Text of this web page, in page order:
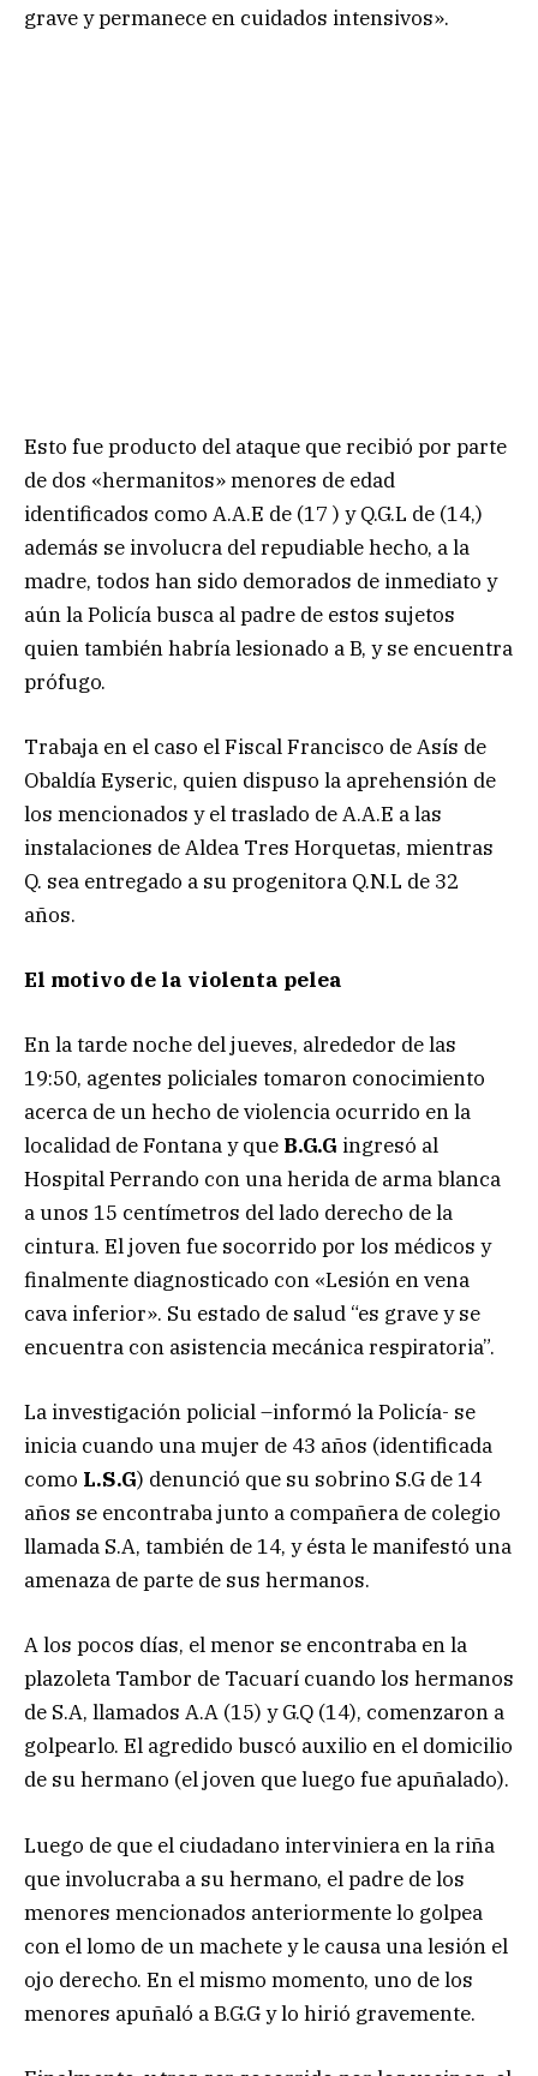
grave y permanece en cuidados intensivos».
Esto fue producto del ataque que recibió por parte
de dos «hermanitos» menores de edad
identificados como A.A.E de (17 ) y Q.G.L de (14,)
además se involucra del repudiable hecho, a la
madre, todos han sido demorados de inmediato y
aún la Policía busca al padre de estos sujetos
quien también habría lesionado a B, y se encuentra
prófugo.
Trabaja en el caso el Fiscal Francisco de Asís de
Obaldía Eyseric, quien dispuso la aprehensión de
los mencionados y el traslado de A.A.E a las
instalaciones de Aldea Tres Horquetas, mientras
Q. sea entregado a su progenitora Q.N.L de 32
años.
El motivo de la violenta pelea
En la tarde noche del jueves, alrededor de las
19:50, agentes policiales tomaron conocimiento
acerca de un hecho de violencia ocurrido en la
localidad de Fontana y que B.G.G ingresó al
Hospital Perrando con una herida de arma blanca
a unos 15 centímetros del lado derecho de la
cintura. El joven fue socorrido por los médicos y
finalmente diagnosticado con «Lesión en vena
cava inferior». Su estado de salud “es grave y se
encuentra con asistencia mecánica respiratoria”.
La investigación policial –informó la Policía- se
inicia cuando una mujer de 43 años (identificada
como L.S.G) denunció que su sobrino S.G de 14
años se encontraba junto a compañera de colegio
llamada S.A, también de 14, y ésta le manifestó una
amenaza de parte de sus hermanos.
A los pocos días, el menor se encontraba en la
plazoleta Tambor de Tacuarí cuando los hermanos
de S.A, llamados A.A (15) y G.Q (14), comenzaron a
golpearlo. El agredido buscó auxilio en el domicilio
de su hermano (el joven que luego fue apuñalado).
Luego de que el ciudadano interviniera en la riña
que involucraba a su hermano, el padre de los
menores mencionados anteriormente lo golpea
con el lomo de un machete y le causa una lesión el
ojo derecho. En el mismo momento, uno de los
menores apuñaló a B.G.G y lo hirió gravemente.